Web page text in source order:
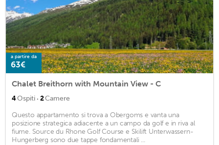
a partire da
63€
Chalet Breithorn with Mountain View - C
4Ospiti · 2Camere
Questo appartamento si trova a Obergoms e vanta una
posizione strategica adiacente a un campo da golf e in riva al
fiume. Source du Rhone Golf Course e Skilift Unterwassern-
Hungerberg sono due tappe fondamentali ...